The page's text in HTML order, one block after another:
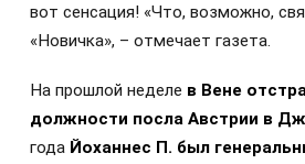
вот сенсация! «Что, возможно,
«Новичка», – отмечает газета.
На прошлой неделе в Вене
должности посла Австрии в
года Йоханнес П. был